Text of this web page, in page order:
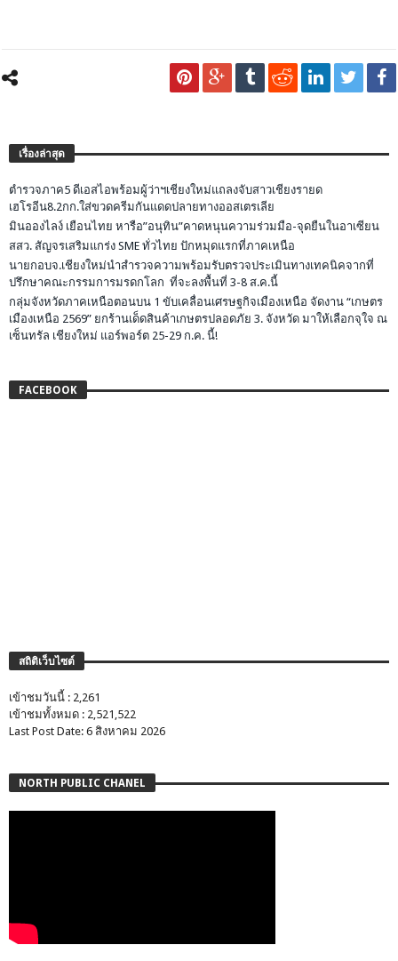
เรื่องล่าสุด
ตำรวจภาค5 ดีเอสไอพร้อมผู้ว่าฯเชียงใหม่แถลงจับสาวเชียงรายด
เฮโรอีน8.2กก.ใส่ขวดครีมกันแดดปลายทางออสเตรเลีย
มินอองไลง์ เยือนไทย หารือ”อนุทิน”คาดหนุนความร่วมมือ-จุดยืนในอาเซียน
สสว. สัญจรเสริมแกร่ง SME ทั่วไทย ปักหมุดแรกที่ภาคเหนือ
นายกอบจ.เชียงใหม่นำสำรวจความพร้อมรับตรวจประเมินทางเทคนิคจากที่
ปรึกษาคณะกรรมการมรดกโลก ที่จะลงพื้นที่ 3-8 ส.ค.นี้
กลุ่มจังหวัดภาคเหนือตอนบน 1 ขับเคลื่อนเศรษฐกิจเมืองเหนือ จัดงาน “เกษตร
เมืองเหนือ 2569” ยกร้านเด็ดสินค้าเกษตรปลอดภัย 3. จังหวัด มาให้เลือกจุใจ ณ
เซ็นทรัล เชียงใหม่ แอร์พอร์ต 25-29 ก.ค. นี้!
FACEBOOK
สถิติเว็บไซต์
เข้าชมวันนี้ : 2,261
เข้าชมทั้งหมด : 2,521,522
Last Post Date: 6 สิงหาคม 2026
NORTH PUBLIC CHANEL